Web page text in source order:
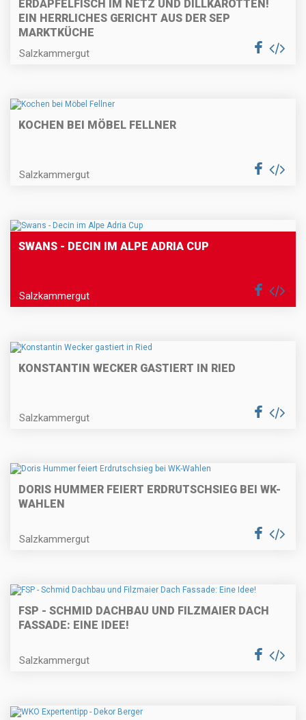
ERDÄPFELFISCH IM NETZ UND DILLKAROTTEN!
EIN HERRLICHES GERICHT AUS DER SEP
MARKTKÜCHE
Salzkammergut
KOCHEN BEI MÖBEL FELLNER
Salzkammergut
SWANS - DECIN IM ALPE ADRIA CUP
Salzkammergut
KONSTANTIN WECKER GASTIERT IN RIED
Salzkammergut
DORIS HUMMER FEIERT ERDRUTSCHSIEG BEI WK-
WAHLEN
Salzkammergut
FSP - SCHMID DACHBAU UND FILZMAIER DACH
FASSADE: EINE IDEE!
Salzkammergut